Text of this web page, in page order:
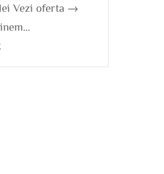
lei Vezi oferta →